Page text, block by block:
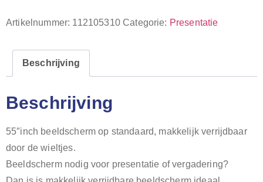
Artikelnummer: 112105310 Categorie: Presentatie
Beschrijving
Beschrijving
55″inch beeldscherm op standaard, makkelijk verrijdbaar
door de wieltjes.
Beeldscherm nodig voor presentatie of vergadering?